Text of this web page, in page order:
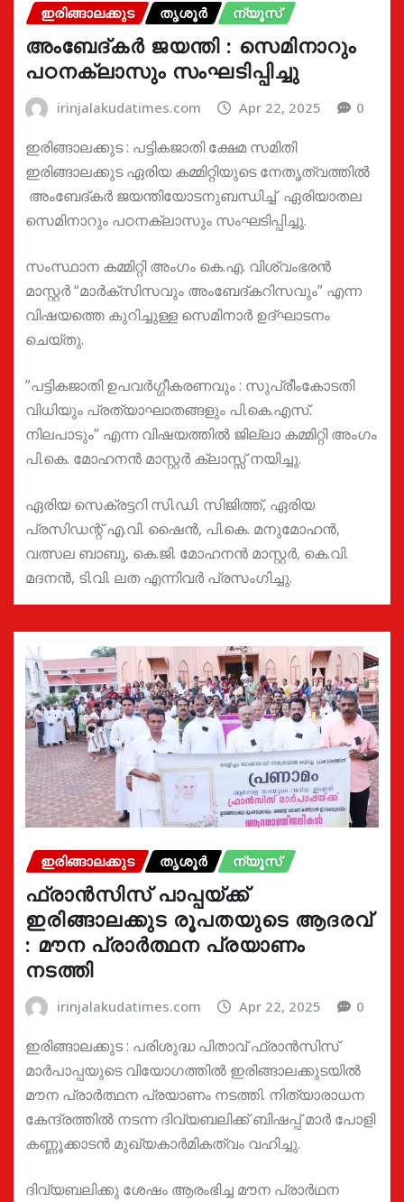
ഇരിങ്ങാലക്കുട തൃശൂർ ന്യൂസ്
അംബേദ്കർ ജയന്തി : സെമിനാറും
പഠനക്ലാസും സംഘടിപ്പിച്ചു
irinjalakudatimes.com Apr 22, 2025 0
ഇരിങ്ങാലക്കുട : പട്ടികജാതി ക്ഷേമ സമിതി
ഇരിങ്ങാലക്കുട ഏരിയ കമ്മിറ്റിയുടെ നേതൃത്വത്തിൽ
അംബേദ്കർ ജയന്തിയോടനുബന്ധിച്ച് ഏരിയാതല
സെമിനാറും പഠനക്ലാസും സംഘടിപ്പിച്ചു.
സംസ്ഥാന കമ്മിറ്റി അംഗം കെ.എ. വിശ്വംഭരൻ
മാസ്റ്റർ “മാർക്സിസവും അംബേദ്കറിസവും” എന്ന
വിഷയത്തെ കുറിച്ചുള്ള സെമിനാർ ഉദ്ഘാടനം
ചെയ്തു.
”പട്ടികജാതി ഉപവർഗ്ഗീകരണവും : സുപ്രീംകോടതി
വിധിയും പ്രത്യാഘാതങ്ങളും പി.കെ.എസ്.
നിലപാടും” എന്ന വിഷയത്തിൽ ജില്ലാ കമ്മിറ്റി അംഗം
പി.കെ. മോഹനൻ മാസ്റ്റർ ക്ലാസ്സ്‌ നയിച്ചു.
ഏരിയ സെക്രട്ടറി സി.ഡി. സിജിത്ത്, ഏരിയ
പ്രസിഡന്റ്‌ എ.വി. ഷൈൻ, പി.കെ. മനുമോഹൻ,
വത്സല ബാബു, കെ.ജി. മോഹനൻ മാസ്റ്റർ, കെ.വി.
മദനൻ, ടി.വി. ലത എന്നിവർ പ്രസംഗിച്ചു.
ഇരിങ്ങാലക്കുട തൃശൂർ ന്യൂസ്
ഫ്രാൻസിസ് പാപ്പയ്ക്ക്
ഇരിങ്ങാലക്കുട രൂപതയുടെ ആദരവ്
: മൗന പ്രാർത്ഥന പ്രയാണം
നടത്തി
irinjalakudatimes.com Apr 22, 2025 0
ഇരിങ്ങാലക്കുട : പരിശുദ്ധ പിതാവ് ഫ്രാന്‍സിസ്
മാര്‍പാപ്പയുടെ വിയോഗത്തില്‍ ഇരിങ്ങാലക്കുടയില്‍
മൗന പ്രാർത്ഥന പ്രയാണം നടത്തി. നിത്യാരാധന
കേന്ദ്രത്തില്‍ നടന്ന ദിവ്യബലിക്ക് ബിഷപ്പ് മാര്‍ പോളി
കണ്ണൂക്കാടന്‍ മുഖ്യകാര്‍മികത്വം വഹിച്ചു.
ദിവ്യബലിക്കു ശേഷം ആരംഭിച്ച മൗന പ്രാര്‍ഥന